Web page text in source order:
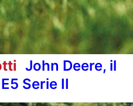
John Deere, il
Serie II